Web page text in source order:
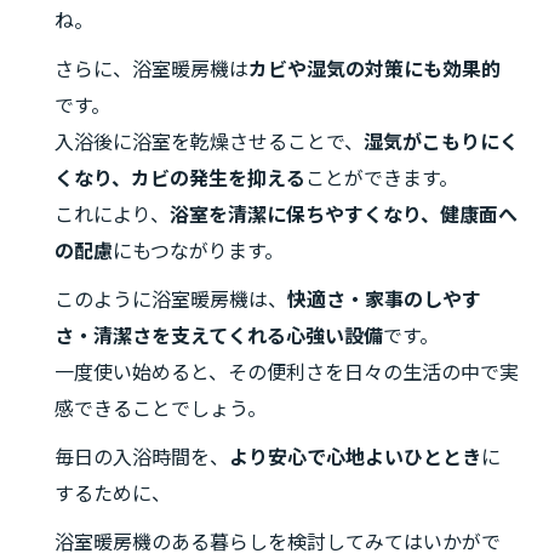
ね。
さらに、浴室暖房機はカビや湿気の対策にも効果的
です。
入浴後に浴室を乾燥させることで、 湿気がこもりにく
くなり、カビの発生を抑える ことができます。
これにより、 浴室を清潔に保ちやすくなり、健康面へ
の配慮にもつながります。
このように浴室暖房機は、 快適さ・家事のしやす
さ・清潔さを支えてくれる心強い設備です。
一度使い始めると、その便利さを日々の生活の中で実
感できることでしょう。
毎日の入浴時間を、 より安心で心地よいひととき に
するために、
浴室暖房機のある暮らしを検討してみてはいかがで